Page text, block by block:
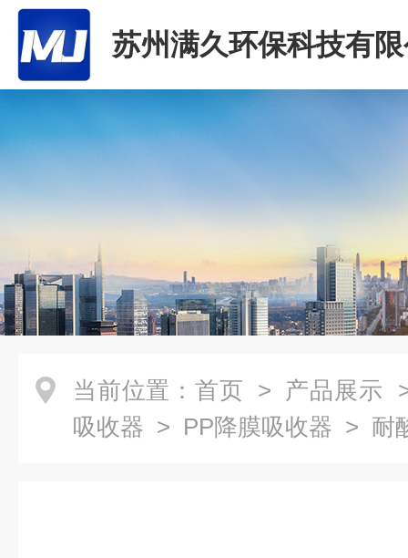
苏州满久环保科技有
当前位置： 首页 > 产品展示
吸收器 > PP降膜吸收器 > 耐